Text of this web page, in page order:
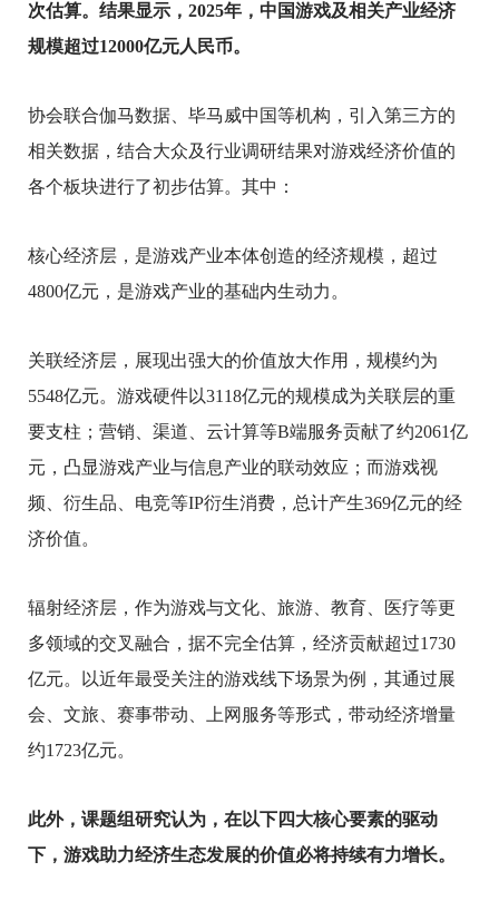
次估算。结果显示，2025年，中国游戏及相关产业经济
规模超过12000亿元人民币。
协会联合伽马数据、毕马威中国等机构，引入第三方的
相关数据，结合大众及行业调研结果对游戏经济价值的
各个板块进行了初步估算。其中：
核心经济层，是游戏产业本体创造的经济规模， 超过
4800亿元，是游戏产业的基础内生动力 。
关联经济层，展现出强大的价值放大作用，规模约为
5548亿元。游戏硬件以3118亿元的规模成为关联层的重
要支柱；营销、渠道、云计算等B端服务贡献了约2061亿
元，凸显游戏产业与信息产业的联动效应； 而游戏视
频、衍生品、电竞等IP衍生消费，总计产生369亿元的经
济价值。
辐射经济层，作为游戏与文化、旅游、教育、医疗等更
多领域的交叉融合，据不完全估算，经济贡献超过1 730
亿元。
以近年最受关注的游戏线下场景为例，其通过展
会、文旅、赛事带动、上网服务等形式，带动经济增量
约1 723亿元。
此外，课题组研究认为， 在以下四大核心要素的驱动
下 ，游戏助力经济生态发展的价值必将持续有力增长。